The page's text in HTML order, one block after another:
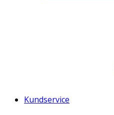
Kundservice